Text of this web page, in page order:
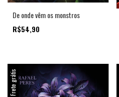
De onde vêm os monstros
R$54,90
Frete grátis